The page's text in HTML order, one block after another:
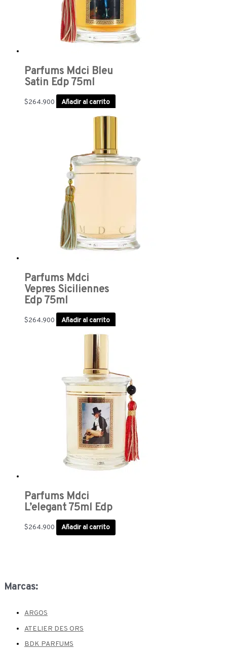
Marcas:
ARGOS
ATELIER DES ORS
BDK PARFUMS
Parfums Mdci Bleu
Satin Edp 75ml
$264.900 Añadir al carrito
Parfums Mdci
Vepres Siciliennes
Edp 75ml
$264.900 Añadir al carrito
Parfums Mdci
L’elegant 75ml Edp
$264.900 Añadir al carrito